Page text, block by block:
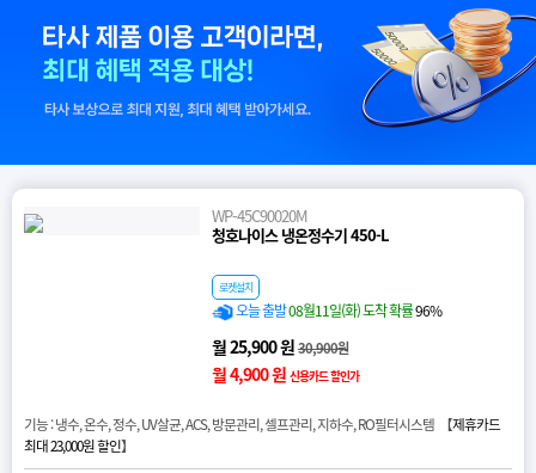
WP-45C90020M
청호나이스 냉온정수기 450-L
로켓설치
오늘 출발08월11일(화) 도착 확률96%
월 25,900 원30,900원
월 4,900 원 신용카드 할인가
기능 : 냉수, 온수, 정수, UV살균, ACS, 방문관리, 셀프관리, 지하수, RO필터시스템 【제휴카드
최대 23,000원 할인】